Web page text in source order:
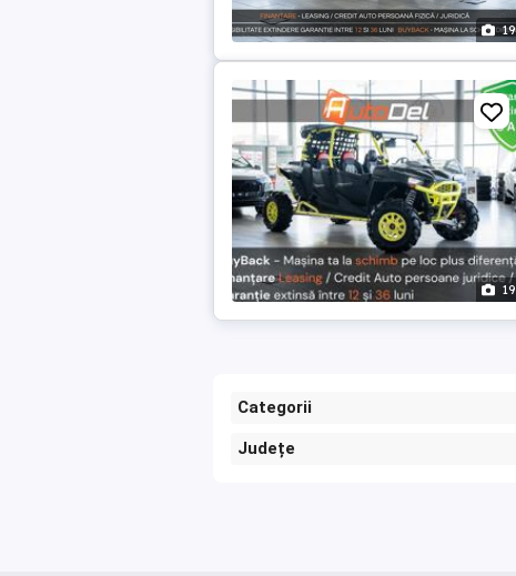
19
19
Categorii
Județe